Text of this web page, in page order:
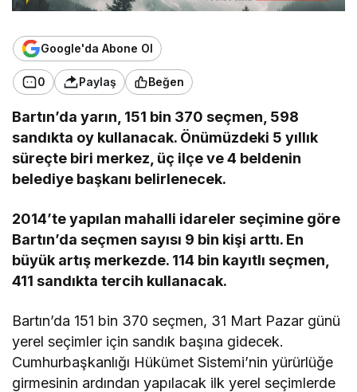
Google'da Abone Ol
0 Paylaş Beğen
Bartın’da yarın, 151 bin 370 seçmen, 598
sandıkta oy kullanacak. Önümüzdeki 5 yıllık
süreçte biri merkez, üç ilçe ve 4 beldenin
belediye başkanı belirlenecek.
2014’te yapılan mahalli idareler seçimine göre
Bartın’da seçmen sayısı 9 bin kişi arttı. En
büyük artış merkezde. 114 bin kayıtlı seçmen,
411 sandıkta tercih kullanacak.
Bartın’da 151 bin 370 seçmen, 31 Mart Pazar günü
yerel seçimler için sandık başına gidecek.
Cumhurbaşkanlığı Hükümet Sistemi’nin yürürlüğe
girmesinin ardından yapılacak ilk yerel seçimlerde